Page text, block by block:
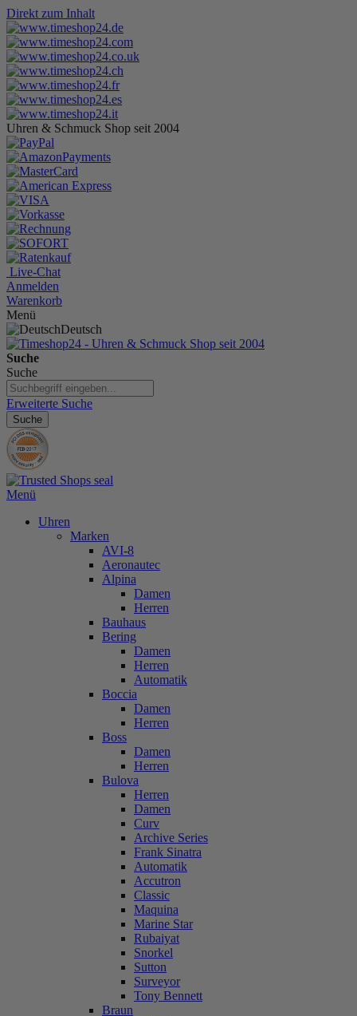
Direkt zum Inhalt
Uhren & Schmuck Shop seit 2004
Live-Chat
Anmelden
Warenkorb
Menü
Deutsch
Suche
Suche
Erweiterte Suche
Suche
Menü
Uhren
Marken
AVI-8
Aeronautec
Alpina
Damen
Herren
Bauhaus
Bering
Damen
Herren
Automatik
Boccia
Damen
Herren
Boss
Damen
Herren
Bulova
Herren
Damen
Curv
Archive Series
Frank Sinatra
Automatik
Accutron
Classic
Maquina
Marine Star
Rubaiyat
Snorkel
Sutton
Surveyor
Tony Bennett
Braun